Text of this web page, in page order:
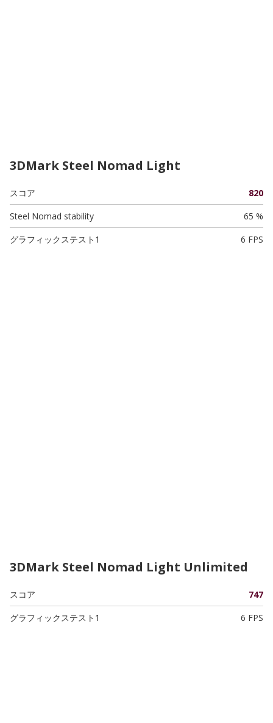
3DMark Steel Nomad Light
スコア
820
Steel Nomad stability
65 %
グラフィックステスト1
6 FPS
3DMark Steel Nomad Light Unlimited
スコア
747
グラフィックステスト1
6 FPS